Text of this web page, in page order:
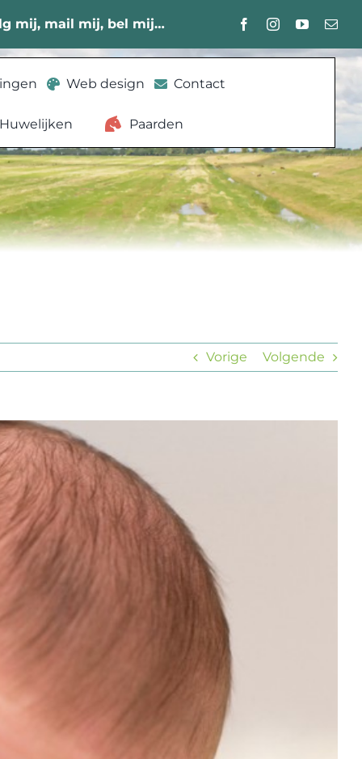
mij, mail mij, bel mij…
Web design Contact
Huwelijken Paarden
Vorige Volgende